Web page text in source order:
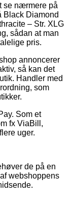
se nærmere på
Black Diamond
– Str. XLG
sådan at man
pris.
annoncerer
så kan det
Handler med
som
Som et
fx ViaBill,
uger.
de på en
webshoppens